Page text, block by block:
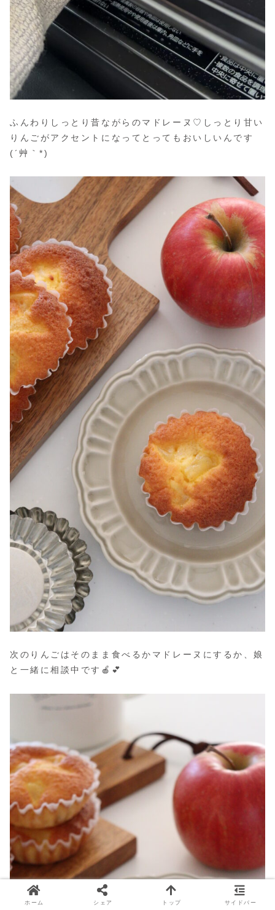
ふんわりしっとり昔ながらのマドレーヌ♡しっとり甘い
りんごがアクセントになってとってもおいしいんです
(´艸｀*)
次のりんごはそのまま食べるかマドレーヌにするか、娘
と一緒に相談中です🍎💕
ホーム シェア トップ サイドバー